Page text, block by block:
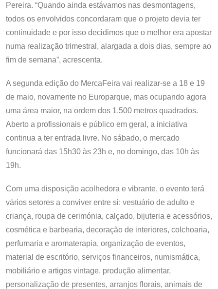
Pereira. “Quando ainda estávamos nas desmontagens,
todos os envolvidos concordaram que o projeto devia ter
continuidade e por isso decidimos que o melhor era apostar
numa realização trimestral, alargada a dois dias, sempre ao
fim de semana”, acrescenta.
A segunda edição do MercaFeira vai realizar-se a 18 e 19
de maio, novamente no Europarque, mas ocupando agora
uma área maior, na ordem dos 1.500 metros quadrados.
Aberto a profissionais e público em geral, a iniciativa
continua a ter entrada livre. No sábado, o mercado
funcionará das 15h30 às 23h e, no domingo, das 10h às
19h.
Com uma disposição acolhedora e vibrante, o evento terá
vários setores a conviver entre si: vestuário de adulto e
criança, roupa de cerimónia, calçado, bijuteria e acessórios,
cosmética e barbearia, decoração de interiores, colchoaria,
perfumaria e aromaterapia, organização de eventos,
material de escritório, serviços financeiros, numismática,
mobiliário e artigos vintage, produção alimentar,
personalização de presentes, arranjos florais, animais de